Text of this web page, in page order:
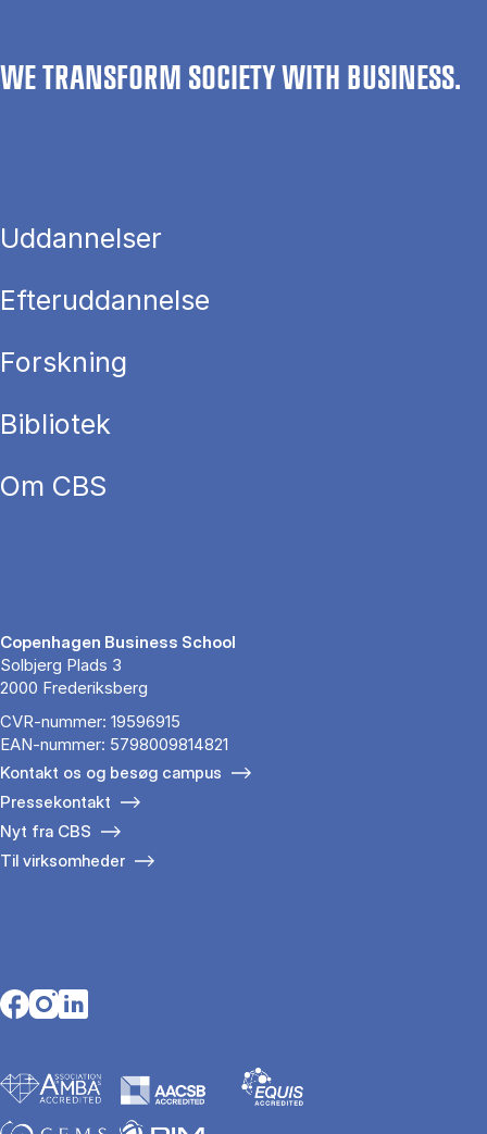
WE TRANSFORM SOCIETY WITH BUSINESS.
Uddannelser
Efteruddannelse
Forskning
Bibliotek
Om CBS
Copenhagen Business School
Solbjerg Plads 3
2000 Frederiksberg
CVR-nummer: 19596915
EAN-nummer: 5798009814821
Kontakt os og besøg campus
Pressekontakt
Nyt fra CBS
Til virksomheder
Opens in a new tab
Opens in a new tab
Opens in a new tab